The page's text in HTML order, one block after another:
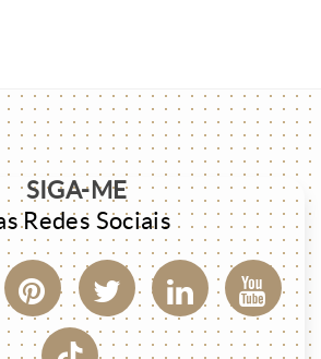
SIGA-ME
Redes Sociais